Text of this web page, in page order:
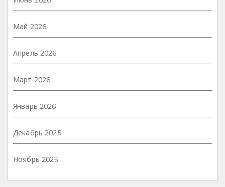
Май 2026
Апрель 2026
Март 2026
Январь 2026
Декабрь 2025
Ноябрь 2025